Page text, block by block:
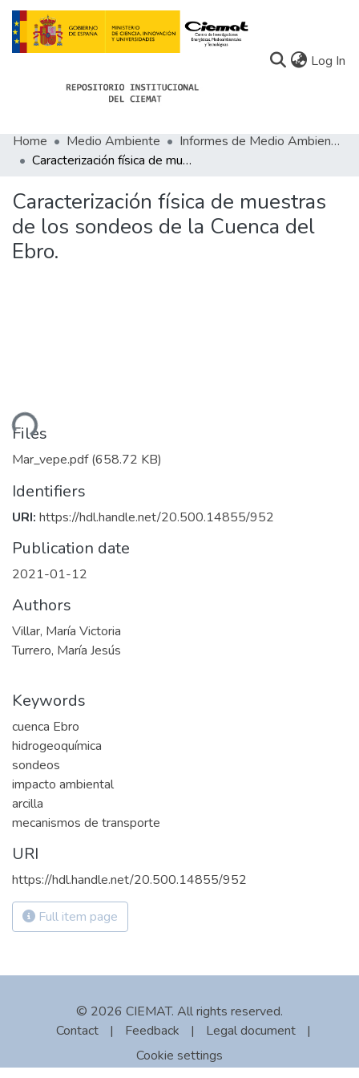
Log In
Communities
Statistics
About Docu-menta
Home Medio Ambiente
Informes de Medio Ambiente
Caracterización física de muestras de los sondeos de la Cuenca del Ebro.
Caracterización física de muestras
de los sondeos de la Cuenca del
Ebro.
Files
Mar_vepe.pdf(658.72 KB)
Identifiers
URI: https://hdl.handle.net/20.500.14855/952
Publication date
2021-01-12
Authors
Villar, María Victoria
Turrero, María Jesús
Keywords
cuenca Ebro
hidrogeoquímica
sondeos
impacto ambiental
arcilla
mecanismos de transporte
URI
https://hdl.handle.net/20.500.14855/952
Full item page
© 2026 CIEMAT. All rights reserved.
Contact
| Feedback | Legal document
|
Cookie settings